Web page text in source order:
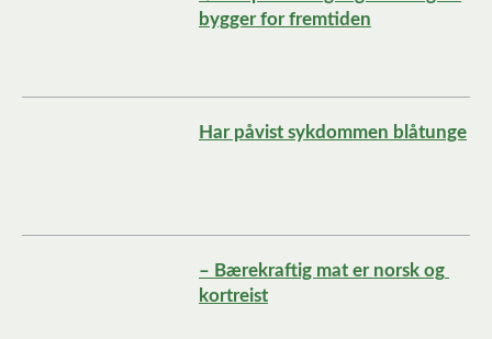
bygger for fremtiden
Har påvist sykdommen blåtunge
– Bærekraftig mat er norsk og
kortreist